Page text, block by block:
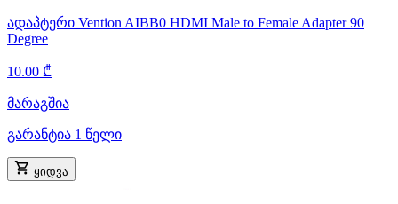
ადაპტერი Vention AIBB0 HDMI Male to Female Adapter 90
Degree
10.00 ₾
მარაგშია
გარანტია 1 წელი
ყიდვა